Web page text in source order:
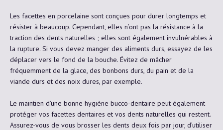
Les facettes en porcelaine sont conçues pour durer longtemps et
résister à beaucoup. Cependant, elles n’ont pas la résistance à la
traction des dents naturelles ; elles sont également invulnérables à
la rupture. Si vous devez manger des aliments durs, essayez de les
déplacer vers le fond de la bouche. Évitez de mâcher
fréquemment de la glace, des bonbons durs, du pain et de la
viande durs et des noix dures, par exemple.
Le maintien d’une bonne hygiène bucco-dentaire peut également
protéger vos facettes dentaires et vos dents naturelles qui restent.
Assurez-vous de vous brosser les dents deux fois par jour, d’utiliser